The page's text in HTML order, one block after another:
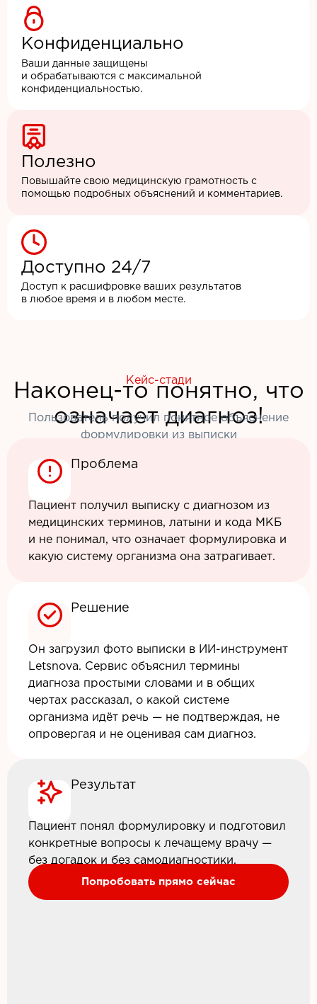
Конфиденциально
Ваши данные защищены
и обрабатываются с максимальной
конфиденциальностью.
Полезно
Повышайте свою медицинскую грамотность с
помощью подробных объяснений и комментариев.
Доступно 24/7
Доступ к расшифровке ваших результатов
в любое время и в любом месте.
Кейс-стади
Наконец-то понятно, что
означает диагноз!
Пользователь получил понятное объяснение
формулировки из выписки
Проблема
Пациент получил выписку с диагнозом из
медицинских терминов, латыни и кода МКБ
и не понимал, что означает формулировка и
какую систему организма она затрагивает.
Решение
Он загрузил фото выписки в ИИ-инструмент
Letsnova. Сервис объяснил термины
диагноза простыми словами и в общих
чертах рассказал, о какой системе
организма идёт речь — не подтверждая, не
опровергая и не оценивая сам диагноз.
Результат
Пациент понял формулировку и подготовил
конкретные вопросы к лечащему врачу —
без догадок и без самодиагностики.
Попробовать прямо сейчас